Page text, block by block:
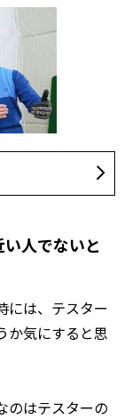
人でないと
には、テスター
か気にすると思
のはテスターの